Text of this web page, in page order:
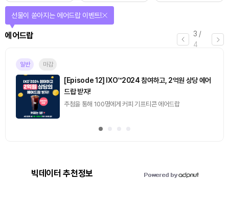
3 /
4
에어드랍
선물이 쏟아지는 에어드랍 이벤트!
일반 마감
[Episode 12] IXO™2024 참여하고, 2억원 상당 에어
드랍 받자!
추첨을 통해 100명에게 커피 기프티콘 에어드랍
빅데이터 추천정보